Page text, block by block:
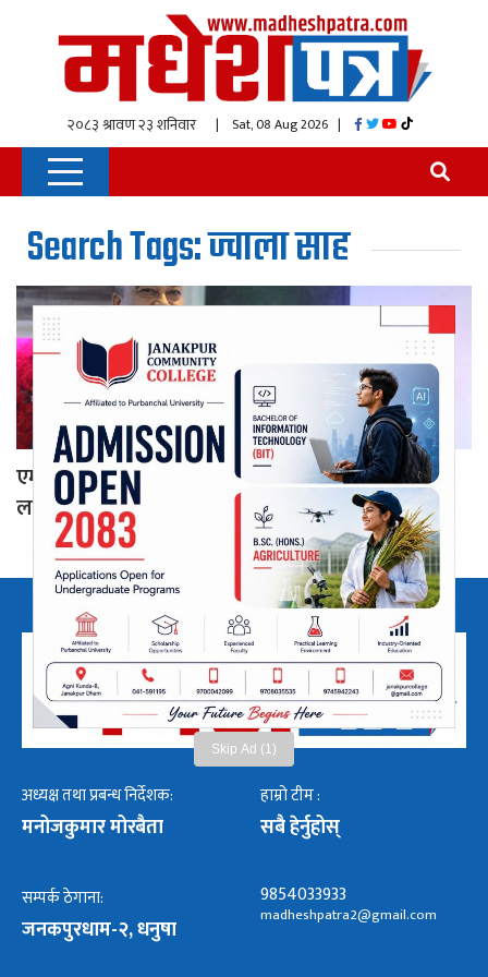
Skip Ad (1)
| Sat, 08 Aug 2026 |
Search Tags: ज्वाला साह
एमाले मन्त्री लेखीको कार्यशैलीप्रति पार्टीमै असन्तुष्टि, ‘२२
लाख लिएर नियुक्ति’ को आरोप
अध्यक्ष तथा प्रबन्ध निर्देशक:
मनोजकुमार मोरबैता
हाम्रो टीम :
सबै हेर्नुहोस्
सम्पर्क ठेगाना:
जनकपुरधाम-२, धनुषा
9854033933
madheshpatra2@gmail.com